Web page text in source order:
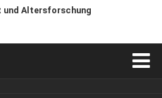
und Altersforschung